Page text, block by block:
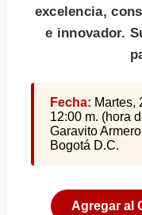
excelencia,
e innovador.
Fecha: Martes,
12:00 m. (hora
Garavito Armero
Bogotá D.C.
Agregar al